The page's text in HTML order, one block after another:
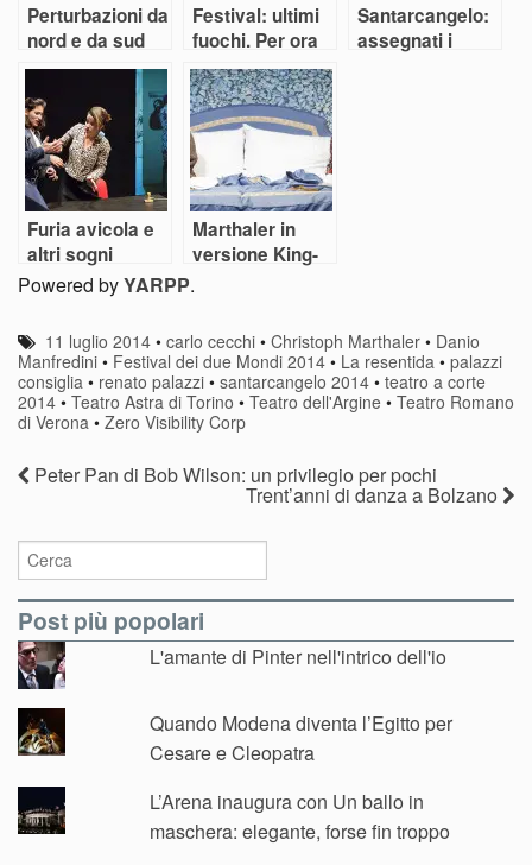
Perturbazioni da
nord e da sud
nell’estate dei
Festival: ultimi
fuochi. Per ora
Santarcangelo:
assegnati i
Furia avicola e
altri sogni
Marthaler in
versione King-
Powered byYARPP.
11 luglio 2014 •carlo cecchi •Christoph Marthaler • Danio
Manfredini • Festival dei due Mondi 2014 • La resentida • palazzi
consiglia • renato palazzi • santarcangelo 2014 • teatro a corte
2014 • Teatro Astra di Torino • Teatro dell'Argine • Teatro Romano
di Verona • Zero Visibility Corp
Peter Pan di Bob Wilson: un privilegio per pochi
Trent’anni di danza a Bolzano
Post più popolari
L'amante di Pinter nell'intrico dell'io
Quando Modena diventa l’Egitto per
Cesare e Cleopatra
L’Arena inaugura con Un ballo in
maschera: elegante, forse fin troppo